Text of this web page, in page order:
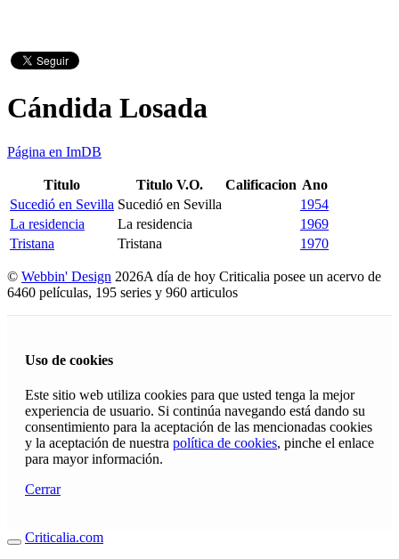
Cándida Losada
Página en ImDB
Titulo Titulo V.O. Calificacion Ano
Sucedió en Sevilla Sucedió en Sevilla
1954
La residencia
La residencia
1969
Tristana
Tristana 1970
© Webbin' Design 2026A día de hoy Criticalia posee un acervo de
6460 películas, 195 series y 960 articulos
Uso de cookies
Este sitio web utiliza cookies para que usted tenga la mejor
experiencia de usuario. Si continúa navegando está dando su
consentimiento para la aceptación de las mencionadas cookies
y la aceptación de nuestra política de cookies, pinche el enlace
para mayor información.
Cerrar
Criticalia.com